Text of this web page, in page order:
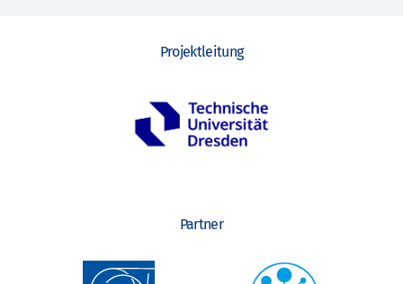
Projektleitung
Partner